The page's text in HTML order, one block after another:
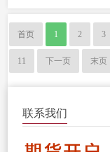
首页 1 2 3
11 下一页 末页
联系我们